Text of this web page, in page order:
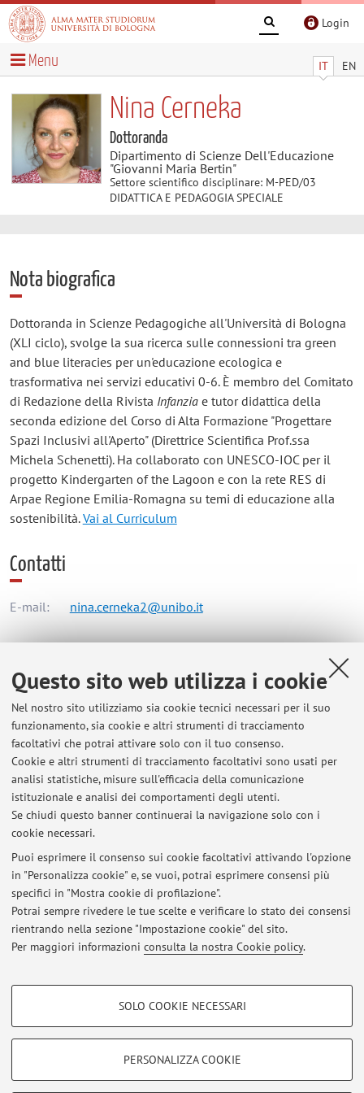
Questo sito web utilizza i cookie
Nel nostro sito utilizziamo sia cookie tecnici necessari per il suo
funzionamento, sia cookie e altri strumenti di tracciamento
facoltativi che potrai attivare solo con il tuo consenso.
Cookie e altri strumenti di tracciamento facoltativi sono usati per
analisi statistiche, misure sull'efficacia della comunicazione
istituzionale e analisi dei comportamenti degli utenti.
Se chiudi questo banner continuerai la navigazione solo con i
cookie necessari.
Puoi esprimere il consenso sui cookie facoltativi attivando l'opzione
in "Personalizza cookie" e, se vuoi, potrai esprimere consensi più
specifici in "Mostra cookie di profilazione".
Potrai sempre rivedere le tue scelte e verificare lo stato dei consensi
rientrando nella sezione "Impostazione cookie" del sito.
Per maggiori informazioni consulta la nostra Cookie policy.
COOKIE DI PROFILAZIONE - FACOLTATIVI
SOLO COOKIE NECESSARI
PERSONALIZZA COOKIE
Login
IT EN
Menu
Nina Cerneka
Dottoranda
Dipartimento di Scienze Dell'Educazione
"Giovanni Maria Bertin"
Settore scientifico disciplinare: M-PED/03
DIDATTICA E PEDAGOGIA SPECIALE
Nota biografica
Dottoranda in Scienze Pedagogiche all'Università di Bologna
(XLI ciclo), svolge la sua ricerca sulle connessioni tra green
and blue literacies per un'educazione ecologica e
trasformativa nei servizi educativi 0-6. È membro del Comitato
di Redazione della Rivista Infanziae tutor didattica della
seconda edizione del Corso di Alta Formazione "Progettare
Spazi Inclusivi all'Aperto" (Direttrice Scientifica Prof.ssa
Michela Schenetti). Ha collaborato con UNESCO-IOC per il
progetto Kindergarten of the Lagoon e con la rete RES di
Arpae Regione Emilia-Romagna su temi di educazione alla
sostenibilità.Vai al Curriculum
Contatti
E-mail: nina.cerneka2@unibo.it
Dipartimento di Scienze Dell'Educazione "Giovanni
Maria Bertin"
Via Filippo Re 6, Bologna -Vai alla mappa
Risorse in rete
ORCID
Ultimi avvisi
Al momento non sono presenti avvisi.
Area riservata
Accedi tramiteloginper gestire tutti i contenuti del sito.